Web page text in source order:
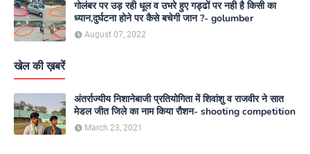
गोलंबर पर उड़ रही धूल व उभरे हुए गड्ढों पर नही है किसी का
ध्यान,दुर्घटना होने पर कैसे बचेगी जान ?- golumber
August 07, 2022
खेल की ख़बरें
अंतर्राज्यीय निशानेबाजी प्रतियोगिता में शिवांशु व राजवीर ने सात
मेडल जीत जिले का नाम किया रौशन- shooting competition
March 23, 2021